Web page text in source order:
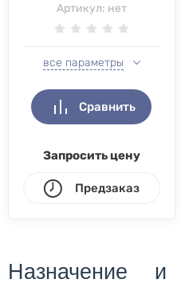
Артикул: нет
все параметры
Сравнить
Запросить цену
Предзаказ
Назначение и